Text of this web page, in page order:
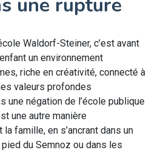
Waldorf-Steiner, c’est avant
un environnement
riche en créativité, connecté à
valeurs profondes
une négation de l’école publique
une autre manière
la famille, en s’ancrant dans un
du Semnoz ou dans les